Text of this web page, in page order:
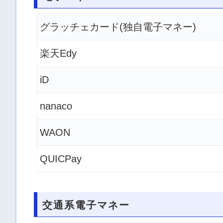
グラッチェカード(独自電子マネー)
楽天Edy
iD
nanaco
WAON
QUICPay
交通系電子マネー